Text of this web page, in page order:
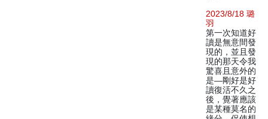
2023/8/18 璐
羽
第一次知道好
讀是無意間發
現的，並且發
現的那天令我
驚喜且意外的
是—剛好是好
讀復活不久之
後，覺著應該
是某種莫名的